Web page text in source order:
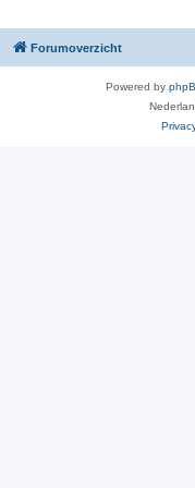
Forumoverzicht
Powered by